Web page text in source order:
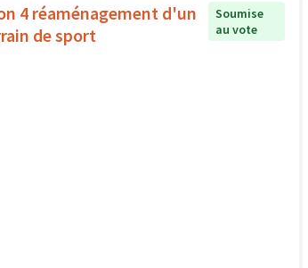
4 réaménagement d'un
de sport
Soumise
au vote